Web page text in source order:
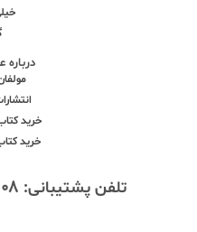
خرید کتاب
خرید کتاب
تلفن پشتیبانی: